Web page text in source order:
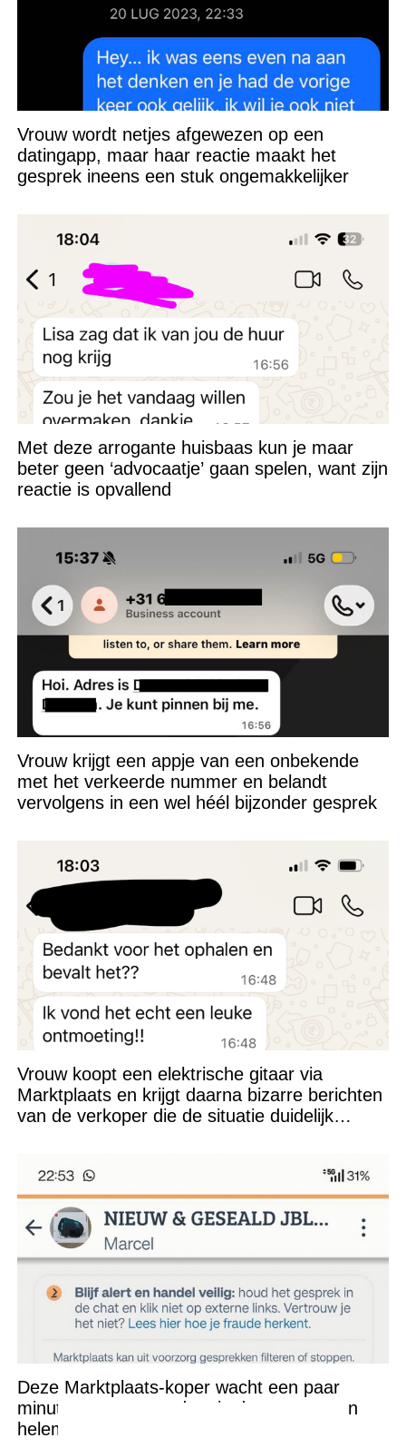
Vrouw wordt netjes afgewezen op een
datingapp, maar haar reactie maakt het
gesprek ineens een stuk ongemakkelijker
Met deze arrogante huisbaas kun je maar
beter geen ‘advocaatje’ gaan spelen, want zijn
reactie is opvallend
Vrouw krijgt een appje van een onbekende
met het verkeerde nummer en belandt
vervolgens in een wel héél bijzonder gesprek
Vrouw koopt een elektrische gitaar via
Marktplaats en krijgt daarna bizarre berichten
van de verkoper die de situatie duidelijk
Deze Marktplaats-koper wacht een paar
minuten op antwoord en is daarna meteen
helemaal klaar met de deal